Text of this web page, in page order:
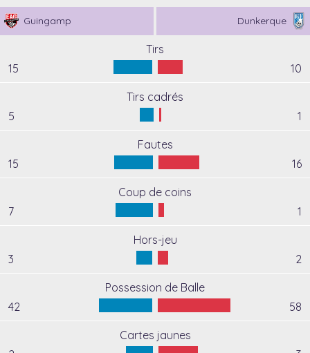
Guingamp Dunkerque
Tirs
15
10
Tirs cadrés
5
1
Fautes
15
16
Coup de coins
7
1
Hors-jeu
3
2
Possession de Balle
42
58
Cartes jaunes